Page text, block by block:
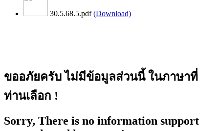
30.5.68.5.pdf (Download)
ขออภัยครับ ไม่มีข้อมูลส่วนนี้ ในภาษาที่
ท่านเลือก !
Sorry, There is no information support